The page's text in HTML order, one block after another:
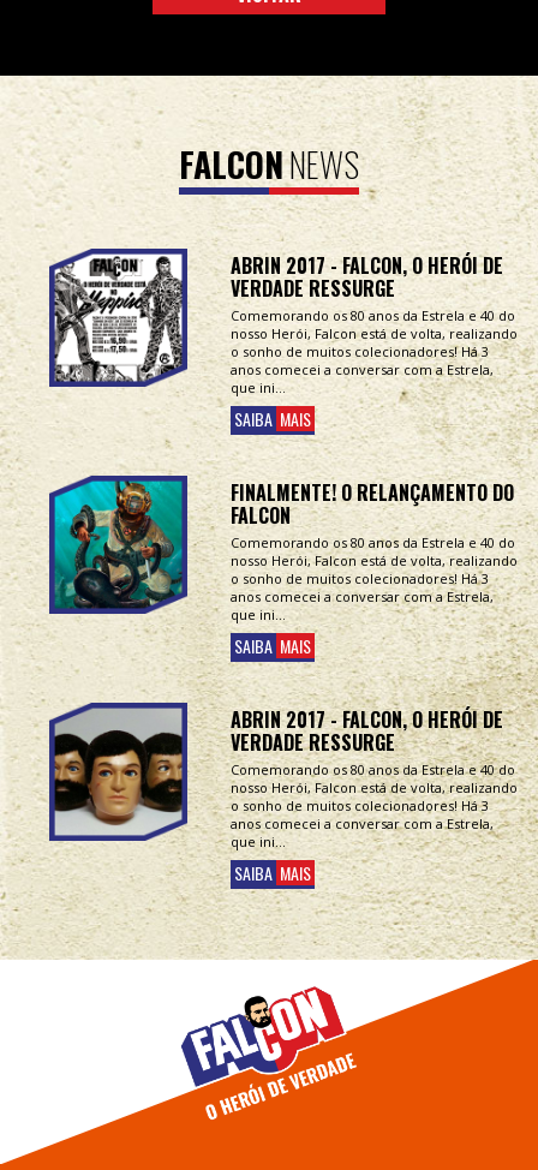
FALCONNEWS
ABRIN 2017 - FALCON, O HERÓI DE
VERDADE RESSURGE
Comemorando os 80 anos da Estrela e 40 do
nosso Herói, Falcon está de volta, realizando
o sonho de muitos colecionadores! Há 3
anos comecei a conversar com a Estrela,
que ini...
SAIBA MAIS
FINALMENTE! O RELANÇAMENTO DO
FALCON
Comemorando os 80 anos da Estrela e 40 do
nosso Herói, Falcon está de volta, realizando
o sonho de muitos colecionadores! Há 3
anos comecei a conversar com a Estrela,
que ini...
SAIBA MAIS
ABRIN 2017 - FALCON, O HERÓI DE
VERDADE RESSURGE
Comemorando os 80 anos da Estrela e 40 do
nosso Herói, Falcon está de volta, realizando
o sonho de muitos colecionadores! Há 3
anos comecei a conversar com a Estrela,
que ini...
SAIBA MAIS